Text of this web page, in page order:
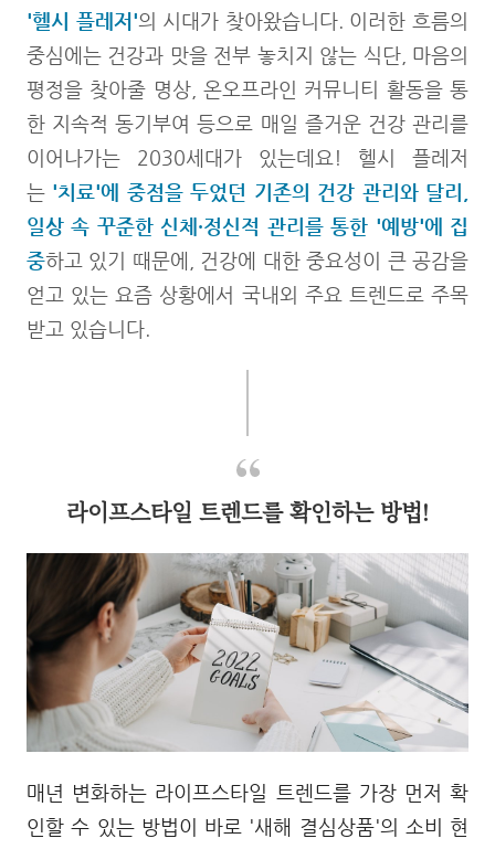
'헬시 플레저'의 시대가 찾아왔습니다. 이러한 흐름의
중심에는 건강과 맛을 전부 놓치지 않는 식단, 마음의
평정을 찾아줄 명상, 온오프라인 커뮤니티 활동을 통
한 지속적 동기부여 등으로 매일 즐거운 건강 관리를
이어나가는 2030세대가 있는데요! 헬시 플레저
는 '치료'에 중점을 두었던 기존의 건강 관리와 달리,
일상 속 꾸준한 신체·정신적 관리를 통한 '예방'에 집
중하고 있기 때문에, 건강에 대한 중요성이 큰 공감을
얻고 있는 요즘 상황에서 국내외 주요 트렌드로 주목
받고 있습니다.
라이프스타일 트렌드를 확인하는 방법!
매년 변화하는 라이프스타일 트렌드를 가장 먼저 확
인할 수 있는 방법이 바로 '새해 결심상품'의 소비 현